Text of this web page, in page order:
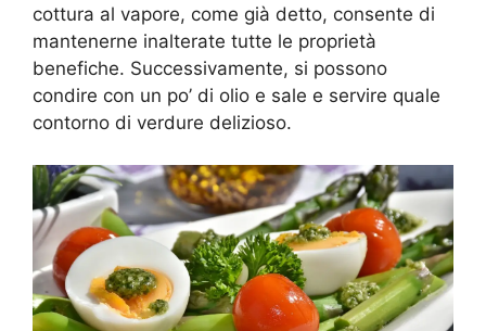
cottura al vapore, come già detto, consente di
mantenerne inalterate tutte le proprietà
benefiche. Successivamente, si possono
condire con un po’ di olio e sale e servire quale
contorno di verdure delizioso.